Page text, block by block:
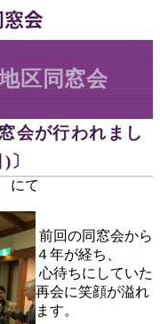
区同窓会
会が行われまし
にて
前回の同窓会から
４年が経ち、
心待ちにしていた
再会に笑顔が溢れ
ます。